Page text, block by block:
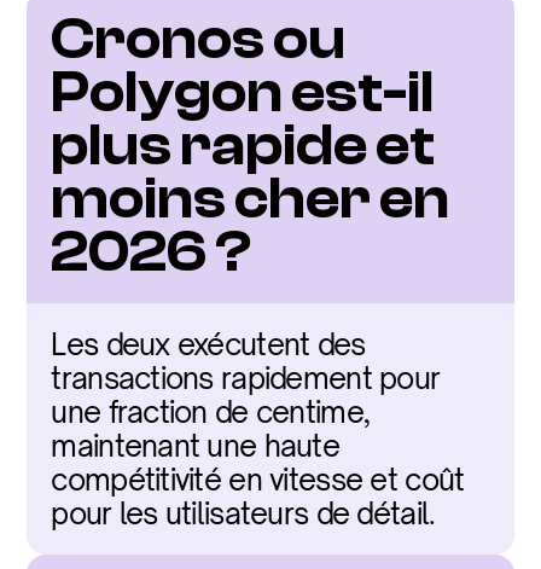
Cronos ou
Polygon est-il
plus rapide et
moins cher en
2026 ?
Les deux exécutent des
transactions rapidement pour
une fraction de centime,
maintenant une haute
compétitivité en vitesse et coût
pour les utilisateurs de détail.